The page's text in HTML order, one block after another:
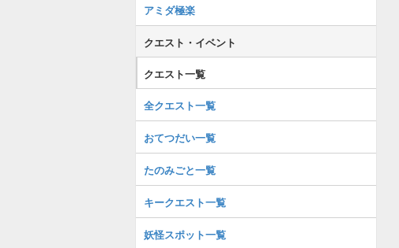
アミダ極楽
クエスト・イベント
クエスト一覧
全クエスト一覧
おてつだい一覧
たのみごと一覧
キークエスト一覧
妖怪スポット一覧